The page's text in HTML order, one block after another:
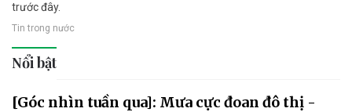
trước đây.
Tin trong nước
Nổi bật
[Góc nhìn tuần qua]: Mưa cực đoan đô thị -